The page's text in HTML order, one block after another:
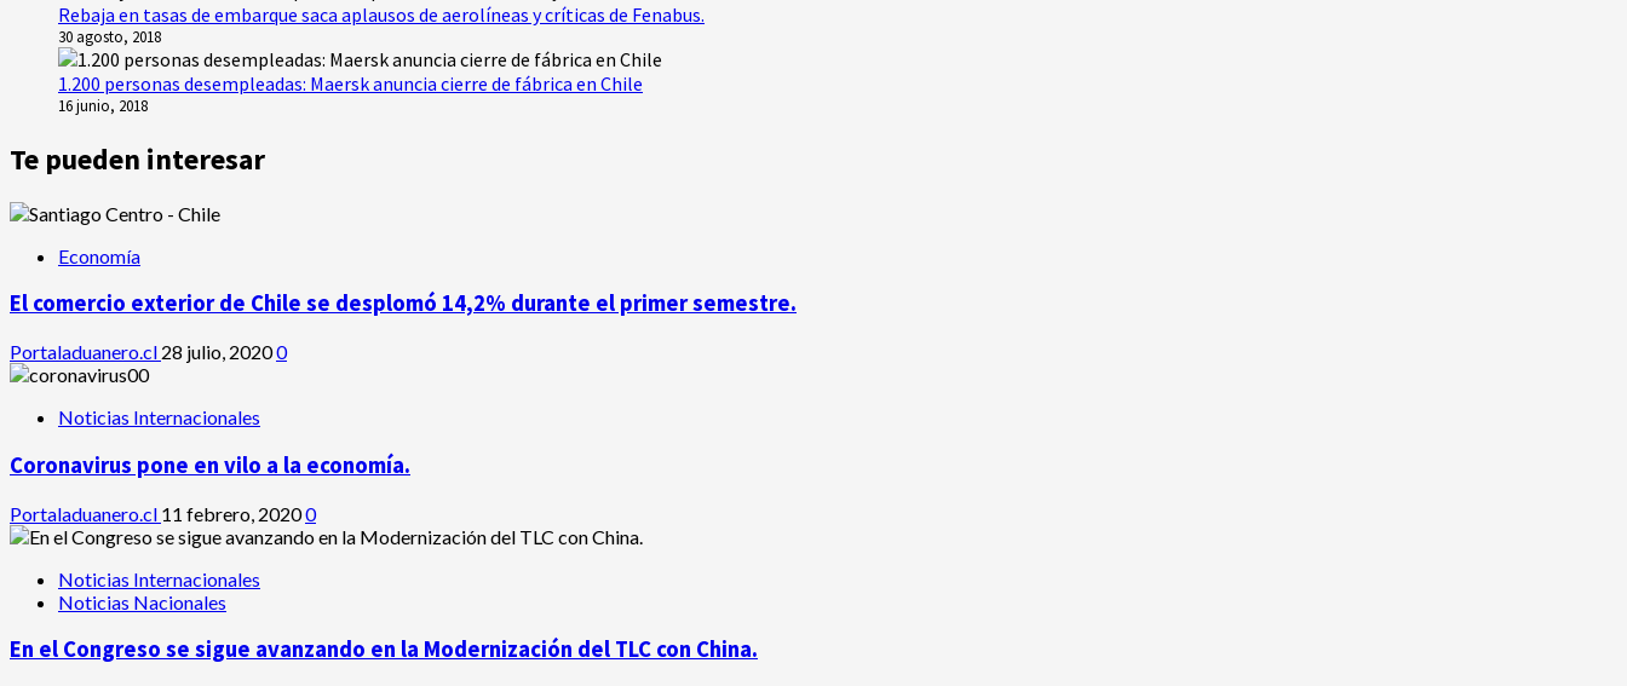
Rebaja en tasas de embarque saca aplausos de aerolíneas y críticas de Fenabus.
30 agosto, 2018
1.200 personas desempleadas: Maersk anuncia cierre de fábrica en Chile
16 junio, 2018
Te pueden interesar
Economía
El comercio exterior de Chile se desplomó 14,2% durante el primer semestre.
Portaladuanero.cl 28 julio, 20200
Noticias Internacionales
Coronavirus pone en vilo a la economía.
Portaladuanero.cl 11 febrero, 20200
Noticias Internacionales
Noticias Nacionales
En el Congreso se sigue avanzando en la Modernización del TLC con China.